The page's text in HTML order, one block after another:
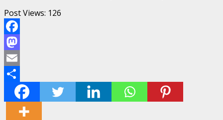
Post Views: 126
Facebook
Mastodon
Email
Share